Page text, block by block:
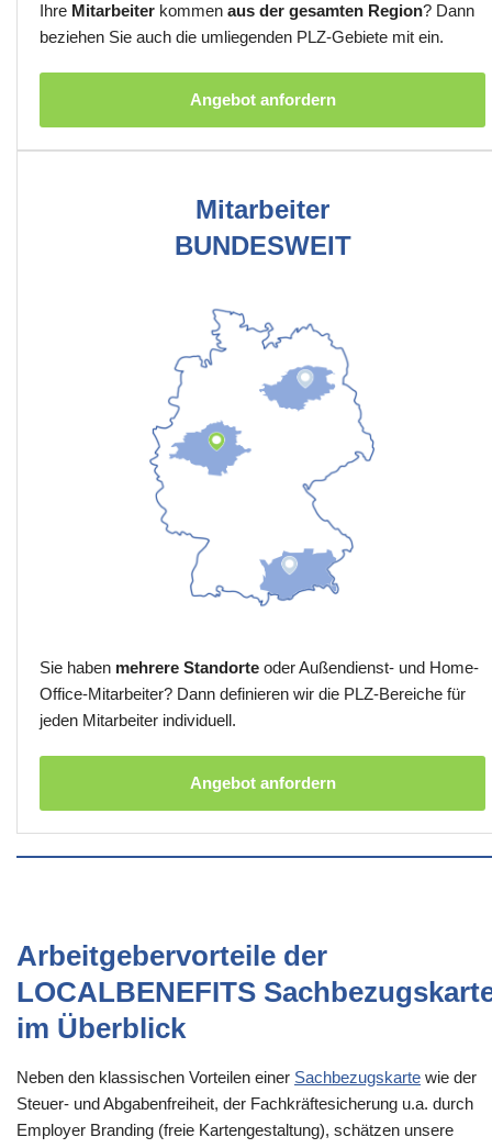
Ihre Mitarbeiter kommen aus der gesamten Region? Dann
beziehen Sie auch die umliegenden PLZ-Gebiete mit ein.
Angebot anfordern
Mitarbeiter
BUNDESWEIT
Sie haben mehrere Standorte oder Außendienst- und Home-
Office-Mitarbeiter? Dann definieren wir die PLZ-Bereiche für
jeden Mitarbeiter individuell.
Angebot anfordern
Arbeitgebervorteile der
LOCALBENEFITS
im Überblick
Neben den klassischen Vorteilen einer Sachbezugskarte wie der
Steuer- und Abgabenfreiheit, der Fachkräftesicherung u.a. durch
Employer Branding (freie Kartengestaltung), schätzen unsere